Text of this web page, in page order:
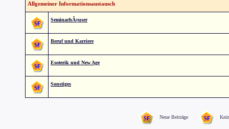
Allgemeiner Informationsaustausch
SeminarhÃ¤user
Beruf und Karriere
Esoterik und New Age
Sonstiges
Neue Beiträge